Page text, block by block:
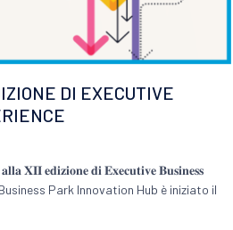
DI EXECUTIVE
𝐗𝐈𝐈 𝐞𝐝𝐢𝐳𝐢𝐨𝐧𝐞 𝐝𝐢 𝐄𝐱𝐞𝐜𝐮𝐭𝐢𝐯𝐞 𝐁𝐮𝐬𝐢𝐧𝐞𝐬𝐬
Park Innovation Hub è iniziato il